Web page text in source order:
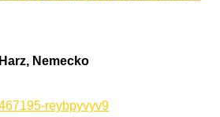
Harz, Nemecko